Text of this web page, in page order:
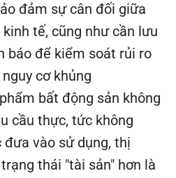
đảm sự cân đối giữa
tế, cũng như cần lưu
báo để kiểm soát rủi ro
cơ khủng
bất động sản không
cầu thực, tức không
vào sử dụng, thị
thái "tài sản" hơn là